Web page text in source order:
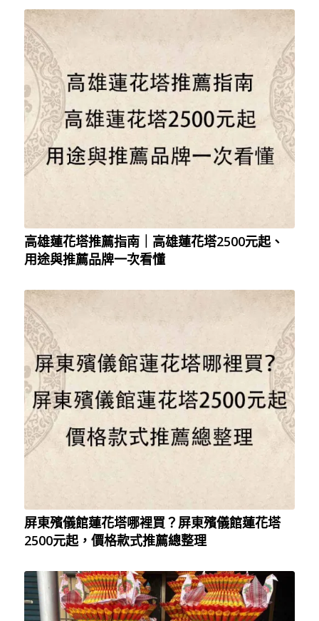
高雄蓮花塔推薦指南｜高雄蓮花塔2500元起、
用途與推薦品牌一次看懂
屏東殯儀館蓮花塔哪裡買？屏東殯儀館蓮花塔
2500元起，價格款式推薦總整理